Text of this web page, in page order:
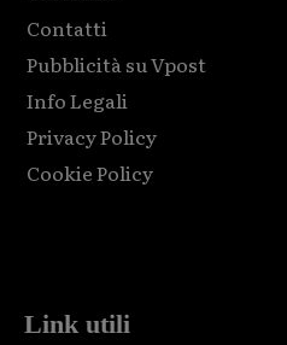
Contatti
Pubblicità su Vpost
Info Legali
Privacy Policy
Cookie Policy
Link utili